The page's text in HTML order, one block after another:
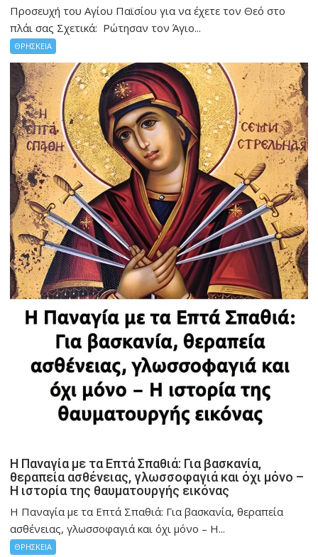
Προσευχή του Αγίου Παϊσίου για να έχετε τον Θεό στο
πλάι σας Σχετικά: Ρώτησαν τον Άγιο...
ΘΡΗΣΚΕΙΑ
Η Παναγία με τα Επτά Σπαθιά: Για βασκανία,
θεραπεία ασθένειας, γλωσσοφαγιά και όχι μόνο –
Η ιστορία της θαυματουργής εικόνας
Η Παναγία με τα Επτά Σπαθιά: Για βασκανία, θεραπεία
ασθένειας, γλωσσοφαγιά και όχι μόνο – Η...
ΘΡΗΣΚΕΙΑ